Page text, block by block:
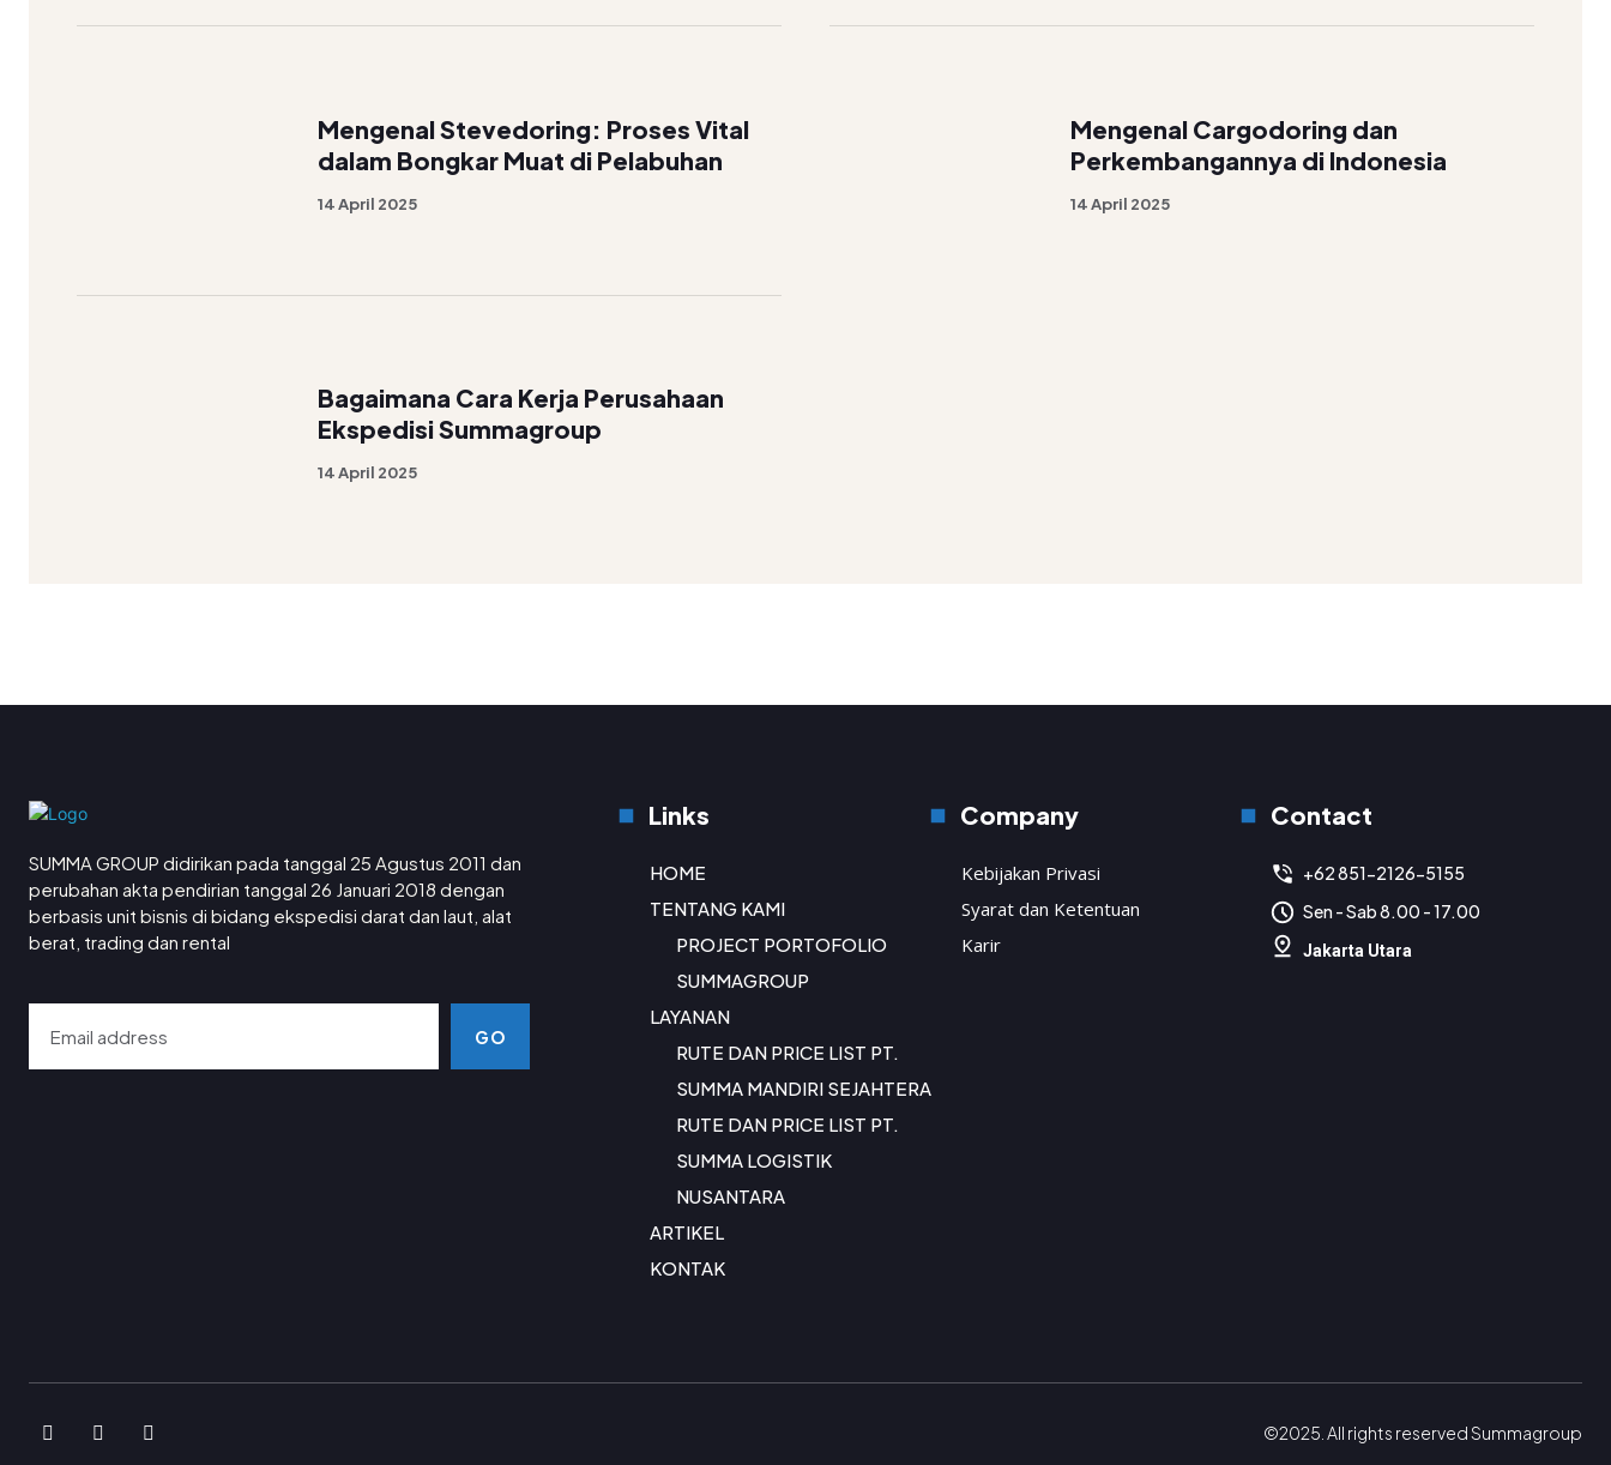
Mengenal Stevedoring: Proses Vital
dalam Bongkar Muat di Pelabuhan
14 April 2025
Mengenal Cargodoring dan
Perkembangannya di Indonesia
14 April 2025
Bagaimana Cara Kerja Perusahaan
Ekspedisi Summagroup
14 April 2025
SUMMA GROUP didirikan pada tanggal 25 Agustus 2011 dan
perubahan akta pendirian tanggal 26 Januari 2018 dengan
berbasis unit bisnis di bidang ekspedisi darat dan laut, alat
berat, trading dan rental
GO
Links
HOME
TENTANG KAMI
PROJECT PORTOFOLIO
SUMMAGROUP
LAYANAN
RUTE DAN PRICE LIST PT.
SUMMA MANDIRI SEJAHTERA
RUTE DAN PRICE LIST PT.
SUMMA LOGISTIK
NUSANTARA
ARTIKEL
KONTAK
Company
Kebijakan Privasi
Syarat dan Ketentuan
Karir
Contact
+62 851-2126-5155
Sen - Sab 8.00 - 17.00
Jakarta Utara
©2025. All rights reserved Summagroup